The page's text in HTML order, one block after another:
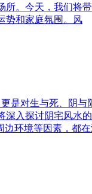
。今天，我们将
势和家庭氛围。风
是对生与死、阴
入探讨阴宅风水
边环境等因素，都